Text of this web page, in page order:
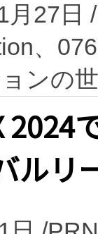
月27
、
ンの
ルリ